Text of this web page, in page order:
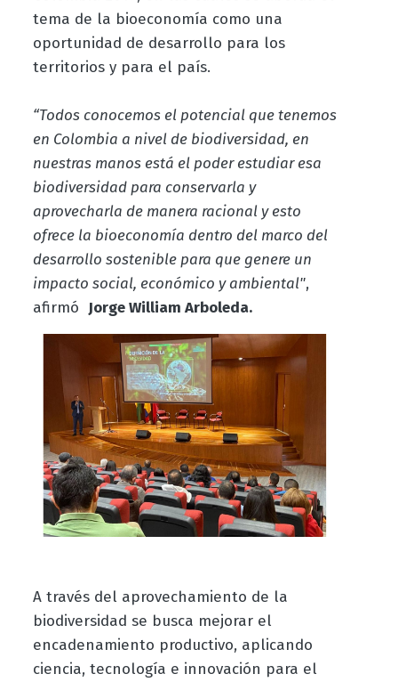
tema de la bioeconomía como una
oportunidad de desarrollo para los
territorios y para el país.
“Todos conocemos el potencial que tenemos
en Colombia a nivel de biodiversidad, en
nuestras manos está el poder estudiar esa
biodiversidad para conservarla y
aprovecharla de manera racional y esto
ofrece la bioeconomía dentro del marco del
desarrollo sostenible para que genere un
impacto social, económico y ambiental",
afirmó Jorge William Arboleda.
A través del aprovechamiento de la
biodiversidad se busca mejorar el
encadenamiento productivo, aplicando
ciencia, tecnología e innovación para el